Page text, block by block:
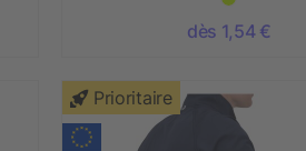
dès 1,54 €
Prioritaire